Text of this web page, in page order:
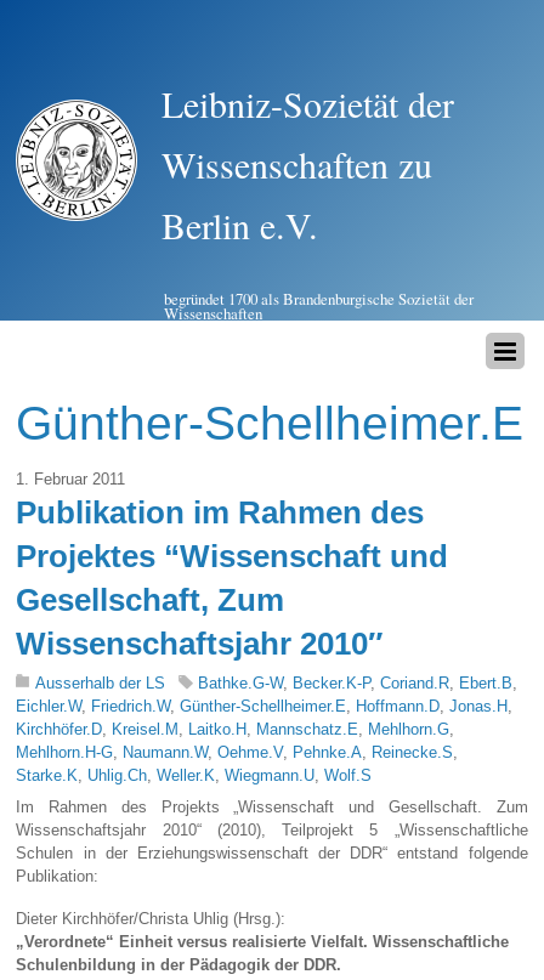
Leibniz-Sozietät der
Wissenschaften zu
Berlin e.V.
begründet 1700 als Brandenburgische Sozietät der
Wissenschaften
Günther-Schellheimer.E
1. Februar 2011
Publikation im Rahmen des
Projektes “Wissenschaft und
Gesellschaft, Zum
Wissenschaftsjahr 2010″
Ausserhalb der LS Bathke.G-W, Becker.K-P,Coriand.R, Ebert.B,
Eichler.W, Friedrich.W,Günther-Schellheimer.E, Hoffmann.D,Jonas.H ,
Kirchhöfer.D, Kreisel.M , Laitko.H , Mannschatz.E, Mehlhorn.G,
Mehlhorn.H-G, Naumann.W,Oehme.V, Pehnke.A, Reinecke.S,
Starke.K, Uhlig.Ch,Weller.K,Wiegmann.U,Wolf.S
Im Rahmen des Projekts „Wissenschaft und Gesellschaft. Zum
Wissenschaftsjahr 2010“ (2010), Teilprojekt 5 „Wissenschaftliche
Schulen in der Erziehungswissenschaft der DDR“ entstand folgende
Publikation:
Dieter Kirchhöfer/Christa Uhlig (Hrsg.):
„Verordnete“ Einheit versus realisierte Vielfalt. Wissenschaftliche
Schulenbildung in der Pädagogik der DDR.